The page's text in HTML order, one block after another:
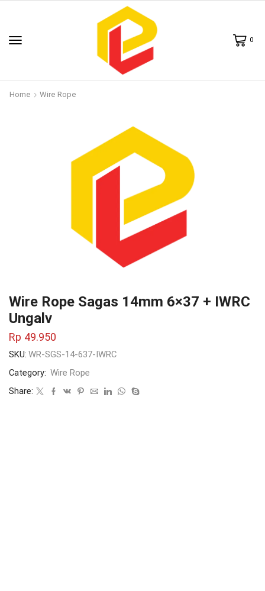
0
Home Wire Rope
Wire Rope Sagas 14mm 6×37 + IWRC
Ungalv
Rp 49.950
SKU: WR-SGS-14-637-IWRC
Category: Wire Rope
Share: